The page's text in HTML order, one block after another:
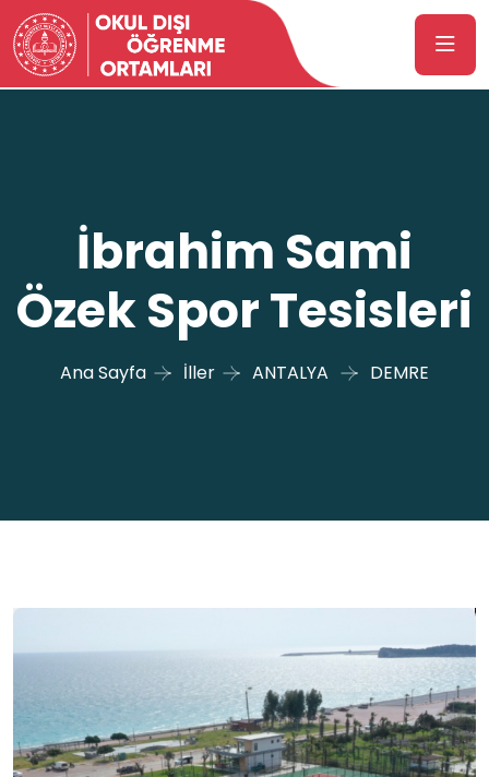
İbrahim Sami
Özek Spor Tesisleri
Ana Sayfa İller ANTALYA DEMRE